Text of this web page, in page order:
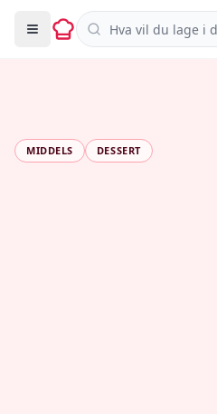
Søk i oppskrifter
MIDDELS DESSERT